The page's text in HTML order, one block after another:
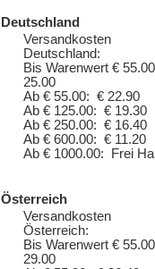
Deutschland
Versandkosten
Deutschland:
Bis Warenwert €
25.00
Ab € 55.00: € 22.90
Ab € 125.00: € 19.30
Ab € 250.00: € 16.40
Ab € 600.00: € 11.20
Ab € 1000.00: Frei
Österreich
Versandkosten
Österreich:
Bis Warenwert €
29.00